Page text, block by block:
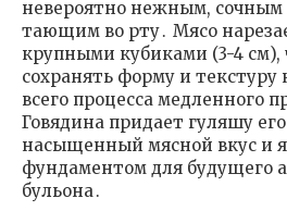
невероятно нежным, сочным
тающим во рту․ Мясо
крупными кубиками (3-4 см),
сохранять форму и
всего процесса медленного
Говядина придает гуляшу
насыщенный мясной вкус и
фундаментом для будущего
бульона․